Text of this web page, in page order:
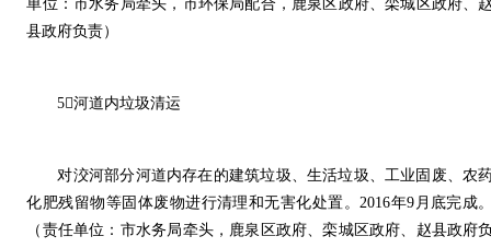
单位：市水务局牵头，市环保局配合，鹿泉区政府、栾城区政府、
县政府负责）
5河道内垃圾清运
对洨河部分河道内存在的建筑垃圾、生活垃圾、工业固废、农
化肥残留物等固体废物进行清理和无害化处置。2016年9月底完成
（责任单位：市水务局牵头，鹿泉区政府、栾城区政府、赵县政府